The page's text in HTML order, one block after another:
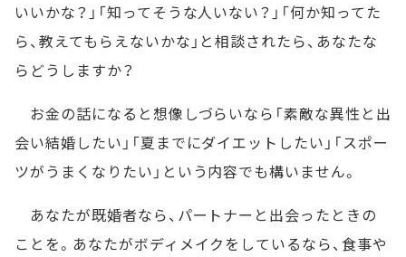
いいかな？」「知ってそうな人いない？」「何か知ってた
ら、教えてもらえないかな」と相談されたら、あなたな
らどうしますか？
お金の話になると想像しづらいなら「素敵な異性と出
会い結婚したい」「夏までにダイエットしたい」「スポー
ツがうまくなりたい」という内容でも構いません。
あなたが既婚者なら、パートナーと出会ったときの
ことを。あなたがボディメイクをしているなら、食事や